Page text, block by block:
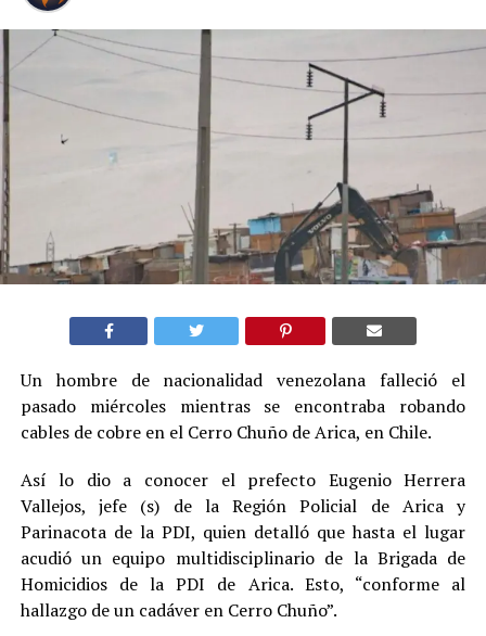
Un hombre de nacionalidad venezolana falleció el
pasado miércoles mientras se encontraba robando
cables de cobre en el Cerro Chuño de Arica, en Chile.
Así lo dio a conocer el prefecto Eugenio Herrera
Vallejos, jefe (s) de la Región Policial de Arica y
Parinacota de la PDI, quien detalló que hasta el lugar
acudió un equipo multidisciplinario de la Brigada de
Homicidios de la PDI de Arica. Esto, “conforme al
hallazgo de un cadáver en Cerro Chuño”.